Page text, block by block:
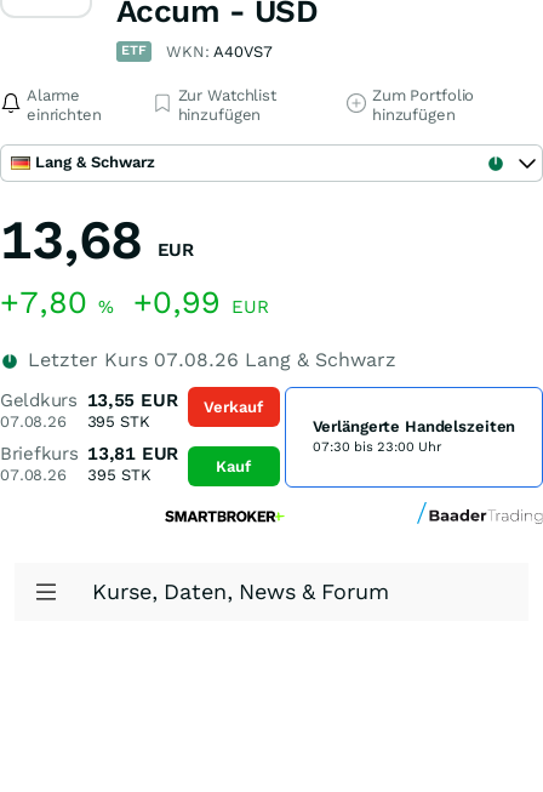
Accum - USD
ETF WKN:A40VS7
Alarme
einrichten
Zur Watchlist
hinzufügen
Zum Portfolio
hinzufügen
Lang & Schwarz
13,68 EUR
+7,80 % +0,99 EUR
Letzter Kurs 07.08.26 Lang & Schwarz
Geldkurs
07.08.26
13,55 EUR
395 STK
Briefkurs
07.08.26
13,81 EUR
395 STK
Verkauf
Kauf
Verlängerte Handelszeiten
07:30 bis 23:00 Uhr
Kurse, Daten, News & Forum